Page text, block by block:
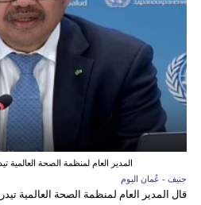
المدير العام لمنظمة الصحة
جنيف - عُمان اليوم
قال المدير العام لمنظمة الصحة العالمية